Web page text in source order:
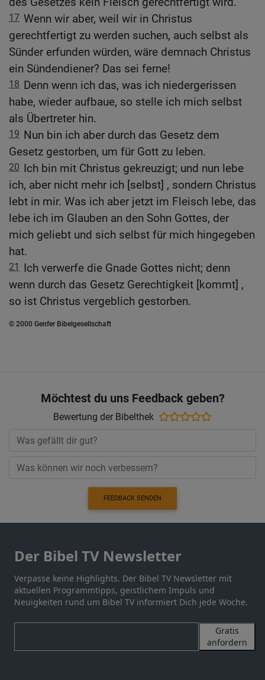
17 Wenn wir aber, weil wir in Christus
gerechtfertigt zu werden suchen, auch selbst als
Sünder erfunden würden, wäre demnach Christus
ein Sündendiener? Das sei ferne!
18 Denn wenn ich das, was ich niedergerissen
habe, wieder aufbaue, so stelle ich mich selbst
als Übertreter hin.
19 Nun bin ich aber durch das Gesetz dem
Gesetz gestorben, um für Gott zu leben.
20 Ich bin mit Christus gekreuzigt; und nun lebe
ich, aber nicht mehr ich [selbst] , sondern Christus
lebt in mir. Was ich aber jetzt im Fleisch lebe, das
lebe ich im Glauben an den Sohn Gottes, der
mich geliebt und sich selbst für mich hingegeben
hat.
21 Ich verwerfe die Gnade Gottes nicht; denn
wenn durch das Gesetz Gerechtigkeit [kommt] ,
so ist Christus vergeblich gestorben.
© 2000 Genfer Bibelgesellschaft
Möchtest du uns Feedback geben?
Bewertung der Bibelthek
FEEDBACK SENDEN
Der Bibel TV Newsletter
Verpasse keine Highlights. Der Bibel TV Newsletter mit
aktuellen Programmtipps, geistlichem Impuls und
Neuigkeiten rund um Bibel TV informiert Dich jede Woche.
Gratis
anfordern